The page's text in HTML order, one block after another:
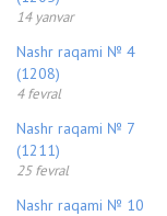
14 yanvar
Nashr raqami № 4
(1208)
4 fevral
Nashr raqami № 7
(1211)
25 fevral
Nashr raqami № 10